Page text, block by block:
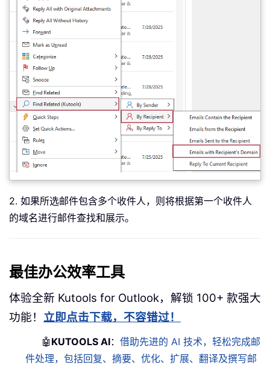
2. 如果所选邮件包含多个收件人，则将根据第一个收件人
的域名进行邮件查找和展示。
最佳办公效率工具
体验全新 Kutools for Outlook，解锁 100+ 款强大
功能！ 立即点击下载，不容错过！
🤖 KUTOOLS AI：借助先进的 AI 技术，轻松完成邮
件处理，包括回复、摘要、优化、扩展、翻译及撰写邮